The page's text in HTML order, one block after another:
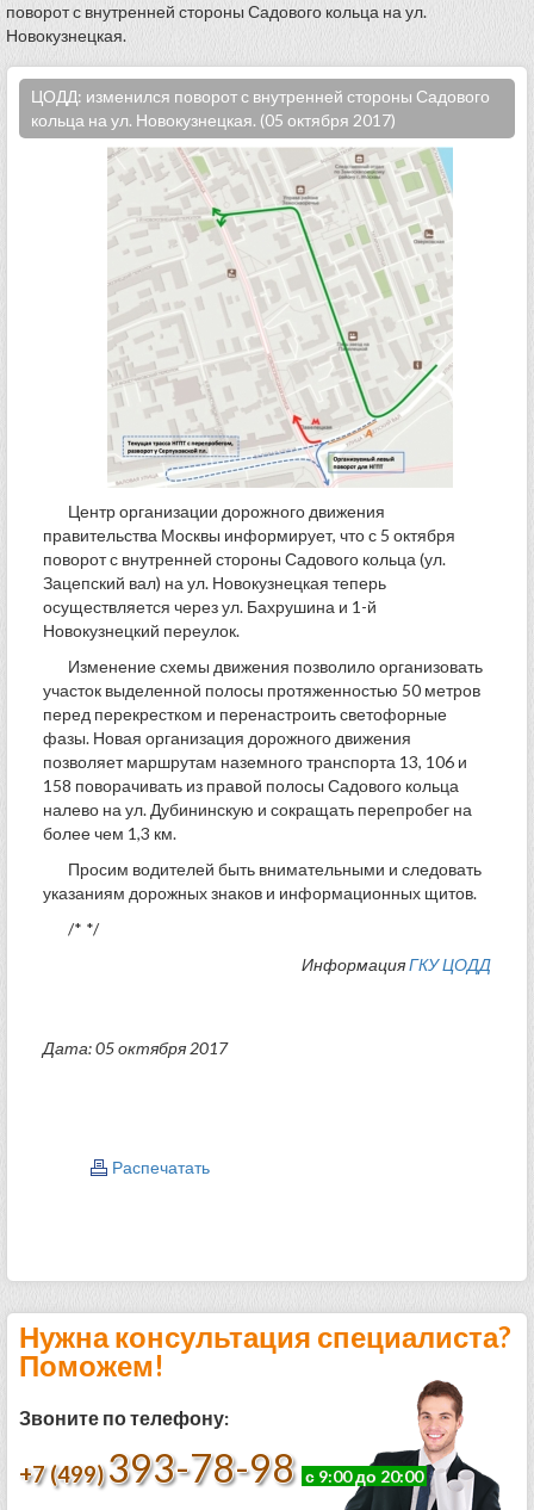
поворот с внутренней стороны Садового кольца на ул.
Новокузнецкая.
ЦОДД: изменился поворот с внутренней стороны Садового
кольца на ул. Новокузнецкая. (05 октября 2017)
Центр организации дорожного движения
правительства Москвы информирует, что с 5 октября
поворот с внутренней стороны Садового кольца (ул.
Зацепский вал) на ул. Новокузнецкая теперь
осуществляется через ул. Бахрушина и 1-й
Новокузнецкий переулок.
Изменение схемы движения позволило организовать
участок выделенной полосы протяженностью 50 метров
перед перекрестком и перенастроить светофорные
фазы. Новая организация дорожного движения
позволяет маршрутам наземного транспорта 13, 106 и
158 поворачивать из правой полосы Садового кольца
налево на ул. Дубининскую и сокращать перепробег на
более чем 1,3 км.
Просим водителей быть внимательными и следовать
указаниям дорожных знаков и информационных щитов.
/* */
ИнформацияГКУ ЦОДД
Дата: 05 октября 2017
Распечатать
Нужна консультация специалиста?
Поможем!
Звоните по телефону:
+7 (499) 393-78-98 с 9:00 до 20:00